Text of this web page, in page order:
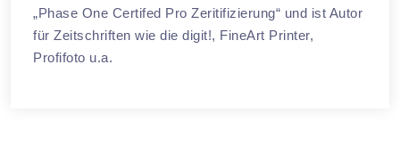
„Phase One Certifed Pro Zeritifizierung“ und ist Autor
für Zeitschriften wie die digit!, FineArt Printer,
Profifoto u.a.